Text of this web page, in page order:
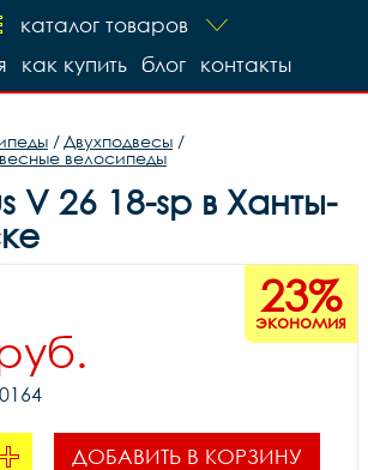
каталог товаров
контакты
блог
как купить
/ Двухподвесы /
велосипеды
V 26 18-sp в Ханты-
23%
экономия
ДОБАВИТЬ В КОРЗИНУ